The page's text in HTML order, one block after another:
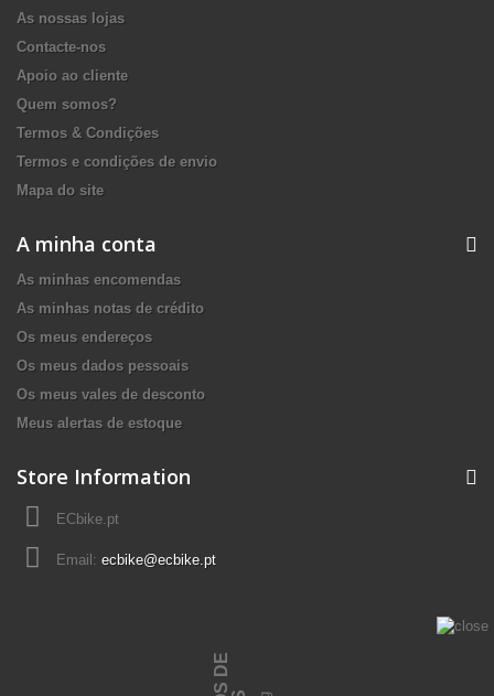
As nossas lojas
Contacte-nos
Apoio ao cliente
Quem somos?
Termos & Condições
Termos e condições de envio
Mapa do site
A minha conta
As minhas encomendas
As minhas notas de crédito
Os meus endereços
Os meus dados pessoais
Os meus vales de desconto
Meus alertas de estoque
Store Information
ECbike.pt
Email: ecbike@ecbike.pt